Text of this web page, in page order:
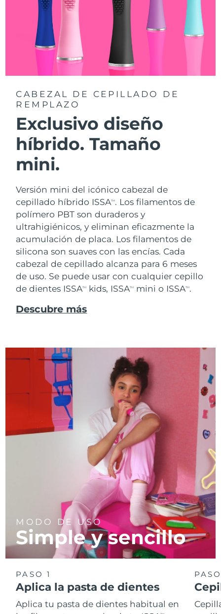
CABEZAL DE CEPILLADO DE
REMPLAZO
Exclusivo diseño
híbrido. Tamaño
mini.
Versión mini del icónico cabezal de
cepillado híbrido ISSATM. Los filamentos de
polímero PBT son duraderos y
ultrahigiénicos, y eliminan eficazmente la
acumulación de placa. Los filamentos de
silicona son suaves con las encías. Cada
cabezal de cepillado alcanza para 6 meses
de uso. Se puede usar con cualquier cepillo
de dientes ISSATM kids, ISSATM mini o ISSATM.
Descubre más
MODO DE USO
Simple y sencillo
PASO 1
Aplica la pasta de dientes
Aplica tu pasta de dientes habitual en